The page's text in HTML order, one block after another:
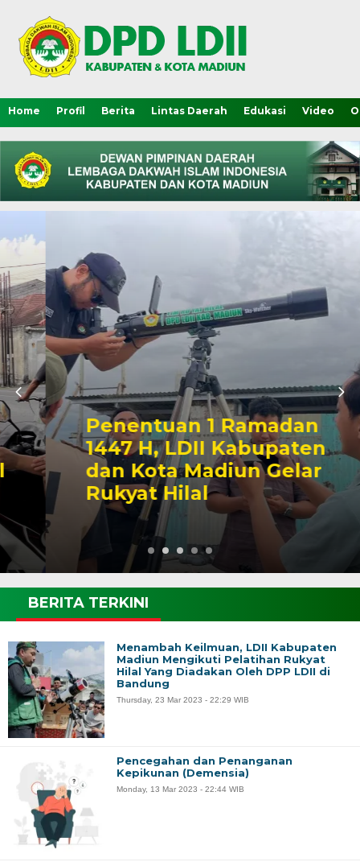
Home Profil Berita Lintas Daerah Edukasi Video
Penentuan 1 Ramadan
1447 H, LDII Kabupaten
dan Kota Madiun Gelar
Rukyat Hilal
BERITA TERKINI
Menambah Keilmuan, LDII Kabupaten
Madiun Mengikuti Pelatihan Rukyat
Hilal Yang Diadakan Oleh DPP LDII di
Bandung
Thursday, 23 Mar 2023 - 22:29 WIB
Pencegahan dan Penanganan
Kepikunan (Demensia)
Monday, 13 Mar 2023 - 22:44 WIB